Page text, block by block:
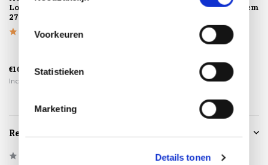
Voorkeuren
Statistieken
Marketing
Details tonen
Loungesethoes
275x275xH70
€109,95
Incl. btw
120x61xH40 cm
€259,00
Incl. btw
Reviews